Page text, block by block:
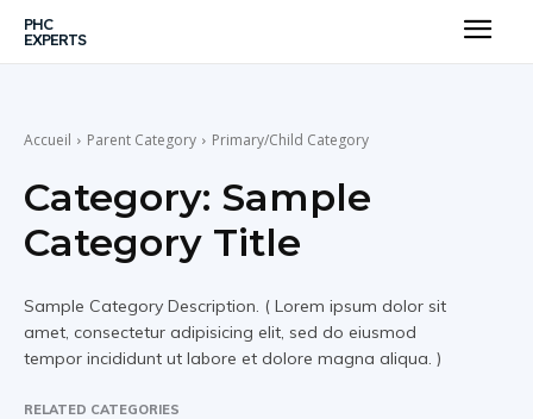
PHC
EXPERTS
Accueil Parent Category Primary/Child Category
Category: Sample
Category Title
Sample Category Description. ( Lorem ipsum dolor sit
amet, consectetur adipisicing elit, sed do eiusmod
tempor incididunt ut labore et dolore magna aliqua. )
RELATED CATEGORIES